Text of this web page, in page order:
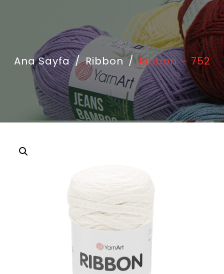
Ana Sayfa / Ribbon / Ribbon – 752